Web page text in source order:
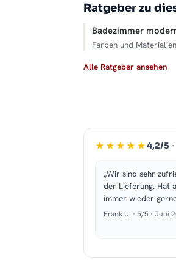
Ratgeber zu
Badezimmer
Farben und
Alle Ratgeber ansehen
★★★★★4,2/5
„Wir sind sehr
der Lieferung. Hat
immer wieder
Frank U. · 5/5 · Juni